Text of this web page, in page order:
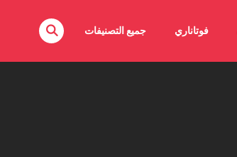
فوتاناري جميع التصنيفات